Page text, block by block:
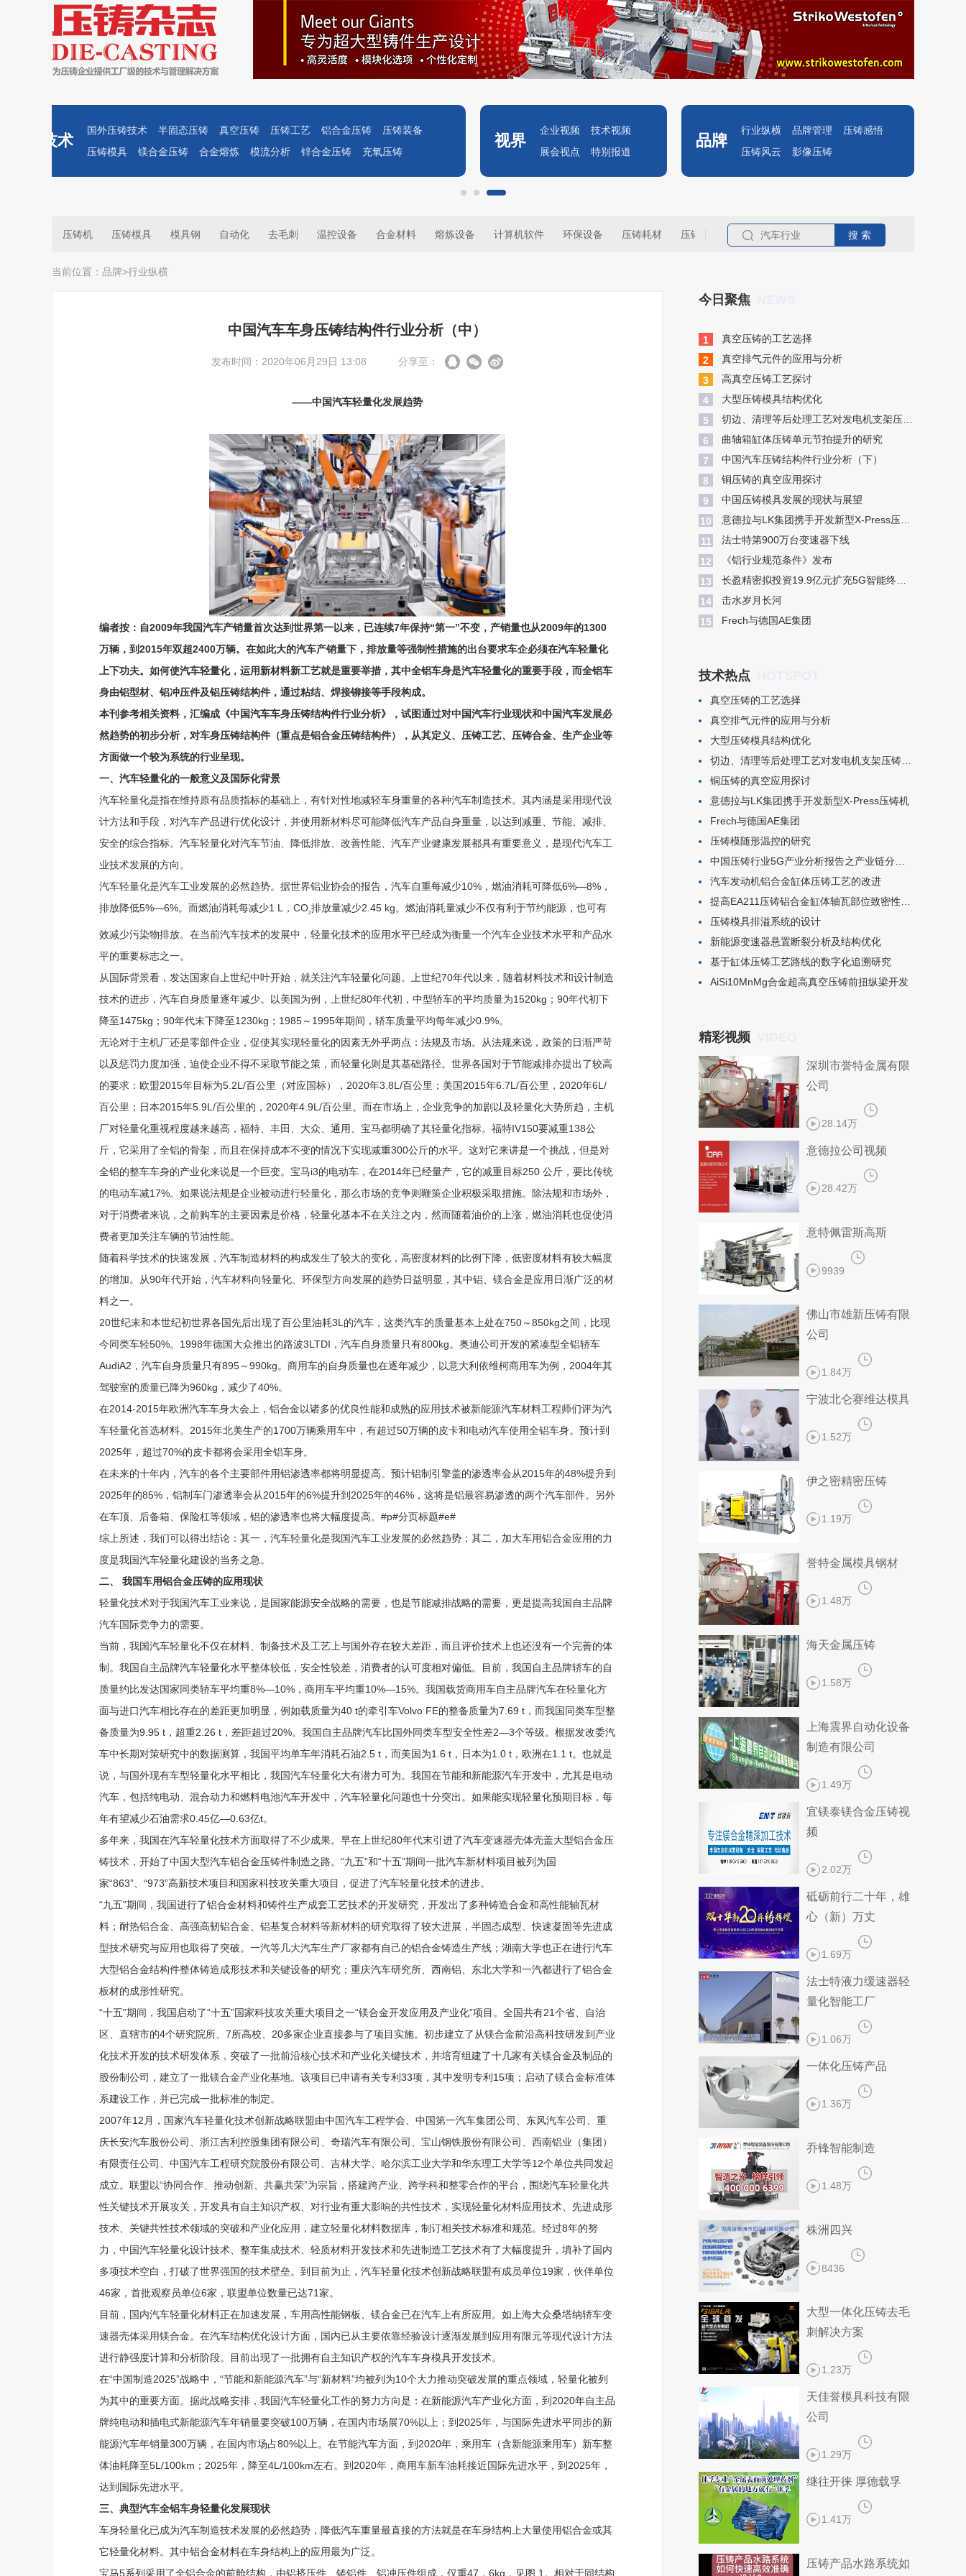
技术
国外压铸技术 半固态压铸 真空压铸 压铸工艺 铝合金压铸
压铸装备
压铸模具
镁合金压铸 合金熔炼 模流分析 锌合金压铸 充氧压铸
视界
企业视频
技术视频
展会视点
特别报道
品牌
行业纵横 品牌管理
压铸感悟
压铸风云
影像压铸
压铸机 压铸模具 模具钢 自动化 去毛刺 温控设备 合金材料 熔炼设备 计算机软件 环保设备 压铸耗材 压铸名企
当前位置： 品牌>行业纵横
中国汽车车身压铸结构件行业分析（中）
发布时间：2020年06月29日 13:08 分享至：
——中国汽车轻量化发展趋势
编者按：自2009年我国汽车产销量首次达到世界第一以来，已连续7年保持“第一”不变，产销量也从2009年的1300
万辆，到2015年双超2400万辆。在如此大的汽车产销量下，排放量等强制性措施的出台要求车企必须在汽车轻量化
上下功夫。如何使汽车轻量化，运用新材料新工艺就是重要举措，其中全铝车身是汽车轻量化的重要手段，而全铝车
身由铝型材、铝冲压件及铝压铸结构件，通过粘结、焊接铆接等手段构成。
本刊参考相关资料，汇编成《中国汽车车身压铸结构件行业分析》，试图通过对中国汽车行业现状和中国汽车发展必
然趋势的初步分析，对车身压铸结构件（重点是铝合金压铸结构件），从其定义、压铸工艺、压铸合金、生产企业等
方面做一个较为系统的行业呈现。
一、汽车轻量化的一般意义及国际化背景
汽车轻量化是指在维持原有品质指标的基础上，有针对性地减轻车身重量的各种汽车制造技术。其内涵是采用现代设
计方法和手段，对汽车产品进行优化设计，并使用新材料尽可能降低汽车产品自身重量，以达到减重、节能、减排、
安全的综合指标。汽车轻量化对汽车节油、降低排放、改善性能、汽车产业健康发展都具有重要意义，是现代汽车工
业技术发展的方向。
汽车轻量化是汽车工业发展的必然趋势。据世界铝业协会的报告，汽车自重每减少10%，燃油消耗可降低6%—8%，
排放降低5%—6%。而燃油消耗每减少1 L，CO2排放量减少2.45 kg。燃油消耗量减少不仅有利于节约能源，也可有
效减少污染物排放。在当前汽车技术的发展中，轻量化技术的应用水平已经成为衡量一个汽车企业技术水平和产品水
平的重要标志之一。
从国际背景看，发达国家自上世纪中叶开始，就关注汽车轻量化问题。上世纪70年代以来，随着材料技术和设计制造
技术的进步，汽车自身质量逐年减少。以美国为例，上世纪80年代初，中型轿车的平均质量为1520kg；90年代初下
降至1475kg；90年代末下降至1230kg；1985～1995年期间，轿车质量平均每年减少0.9%。
无论对于主机厂还是零部件企业，促使其实现轻量化的因素无外乎两点：法规及市场。从法规来说，政策的日渐严苛
以及惩罚力度加强，迫使企业不得不采取节能之策，而轻量化则是其基础路径。世界各国对于节能减排亦提出了较高
的要求：欧盟2015年目标为5.2L/百公里（对应国标），2020年3.8L/百公里；美国2015年6.7L/百公里，2020年6L/
百公里；日本2015年5.9L/百公里的，2020年4.9L/百公里。而在市场上，企业竞争的加剧以及轻量化大势所趋，主机
厂对轻量化重视程度越来越高，福特、丰田、大众、通用、宝马都明确了其轻量化指标。福特IV150要减重138公
斤，它采用了全铝的骨架，而且在保持成本不变的情况下实现减重300公斤的水平。这对它来讲是一个挑战，但是对
全铝的整车车身的产业化来说是一个巨变。宝马i3的电动车，在2014年已经量产，它的减重目标250 公斤，要比传统
的电动车减17%。如果说法规是企业被动进行轻量化，那么市场的竞争则鞭策企业积极采取措施。除法规和市场外，
对于消费者来说，之前购车的主要因素是价格，轻量化基本不在关注之内，然而随着油价的上涨，燃油消耗也促使消
费者更加关注车辆的节油性能。
随着科学技术的快速发展，汽车制造材料的构成发生了较大的变化，高密度材料的比例下降，低密度材料有较大幅度
的增加。从90年代开始，汽车材料向轻量化、环保型方向发展的趋势日益明显，其中铝、镁合金是应用日渐广泛的材
料之一。
20世纪末和本世纪初世界各国先后出现了百公里油耗3L的汽车，这类汽车的质量基本上处在750～850kg之间，比现
今同类车轻50%。1998年德国大众推出的路波3LTDI，汽车自身质量只有800kg。奥迪公司开发的紧凑型全铝轿车
AudiA2，汽车自身质量只有895～990kg。商用车的自身质量也在逐年减少，以意大利依维柯商用车为例，2004年其
驾驶室的质量已降为960kg，减少了40%。
在2014-2015年欧洲汽车车身大会上，铝合金以诸多的优良性能和成熟的应用技术被新能源汽车材料工程师们评为汽
车轻量化首选材料。2015年北美生产的1700万辆乘用车中，有超过50万辆的皮卡和电动汽车使用全铝车身。预计到
2025年，超过70%的皮卡都将会采用全铝车身。
在未来的十年内，汽车的各个主要部件用铝渗透率都将明显提高。预计铝制引擎盖的渗透率会从2015年的48%提升到
2025年的85%，铝制车门渗透率会从2015年的6%提升到2025年的46%，这将是铝最容易渗透的两个汽车部件。另外
在车顶、后备箱、保险杠等领域，铝的渗透率也将大幅度提高。#p#分页标题#e#
综上所述，我们可以得出结论：其一，汽车轻量化是我国汽车工业发展的必然趋势；其二，加大车用铝合金应用的力
度是我国汽车轻量化建设的当务之急。
二、 我国车用铝合金压铸的应用现状
轻量化技术对于我国汽车工业来说，是国家能源安全战略的需要，也是节能减排战略的需要，更是提高我国自主品牌
汽车国际竞争力的需要。
当前，我国汽车轻量化不仅在材料、制备技术及工艺上与国外存在较大差距，而且评价技术上也还没有一个完善的体
制。我国自主品牌汽车轻量化水平整体较低，安全性较差，消费者的认可度相对偏低。目前，我国自主品牌轿车的自
质量约比发达国家同类轿车平均重8%—10%，商用车平均重10%—15%。我国载货商用车自主品牌汽车在轻量化方
面与进口汽车相比存在的差距更加明显，例如载质量为40 t的牵引车Volvo FE的整备质量为7.69 t，而我国同类车型整
备质量为9.95 t，超重2.26 t，差距超过20%。我国自主品牌汽车比国外同类车型安全性差2—3个等级。根据发改委汽
车中长期对策研究中的数据测算，我国平均单车年消耗石油2.5 t，而美国为1.6 t，日本为1.0 t，欧洲在1.1 t。也就是
说，与国外现有车型轻量化水平相比，我国汽车轻量化大有潜力可为。我国在节能和新能源汽车开发中，尤其是电动
汽车，包括纯电动、混合动力和燃料电池汽车开发中，汽车轻量化问题也十分突出。如果能实现轻量化预期目标，每
年有望减少石油需求0.45亿—0.63亿t。
多年来，我国在汽车轻量化技术方面取得了不少成果。早在上世纪80年代末引进了汽车变速器壳体壳盖大型铝合金压
铸技术，开始了中国大型汽车铝合金压铸件制造之路。“九五”和“十五”期间一批汽车新材料项目被列为国
家“863”、“973”高新技术项目和国家科技攻关重大项目，促进了汽车轻量化技术的进步。
“九五”期间，我国进行了铝合金材料和铸件生产成套工艺技术的开发研究，开发出了多种铸造合金和高性能轴瓦材
料；耐热铝合金、高强高韧铝合金、铝基复合材料等新材料的研究取得了较大进展，半固态成型、快速凝固等先进成
型技术研究与应用也取得了突破。一汽等几大汽车生产厂家都有自己的铝合金铸造生产线；湖南大学也正在进行汽车
大型铝合金结构件整体铸造成形技术和关键设备的研究；重庆汽车研究所、西南铝、东北大学和一汽都进行了铝合金
板材的成形性研究。
“十五”期间，我国启动了“十五”国家科技攻关重大项目之一“镁合金开发应用及产业化”项目。全国共有21个省、自治
区、直辖市的4个研究院所、7所高校、20多家企业直接参与了项目实施。初步建立了从镁合金前沿高科技研发到产业
化技术开发的技术研发体系，突破了一批前沿核心技术和产业化关键技术，并培育组建了十几家有关镁合金及制品的
股份制公司，建立了一批镁合金产业化基地。该项目已申请有关专利33项，其中发明专利15项；启动了镁合金标准体
系建设工作，并已完成一批标准的制定。
2007年12月，国家汽车轻量化技术创新战略联盟由中国汽车工程学会、中国第一汽车集团公司、东风汽车公司、重
庆长安汽车股份公司、浙江吉利控股集团有限公司、奇瑞汽车有限公司、宝山钢铁股份有限公司、西南铝业（集团）
有限责任公司、中国汽车工程研究院股份有限公司、吉林大学、哈尔滨工业大学和华东理工大学等12个单位共同发起
成立。联盟以“协同合作、推动创新、共赢共荣”为宗旨，搭建跨产业、跨学科和整零合作的平台，围绕汽车轻量化共
性关键技术开展攻关，开发具有自主知识产权、对行业有重大影响的共性技术，实现轻量化材料应用技术、先进成形
技术、关键共性技术领域的突破和产业化应用，建立轻量化材料数据库，制订相关技术标准和规范。经过8年的努
力，中国汽车轻量化设计技术、整车集成技术、轻质材料开发技术和先进制造工艺技术有了大幅度提升，填补了国内
多项技术空白，打破了世界强国的技术壁垒。到目前为止，汽车轻量化技术创新战略联盟有成员单位19家，伙伴单位
46家，首批观察员单位6家，联盟单位数量已达71家。
目前，国内汽车轻量化材料正在加速发展，车用高性能钢板、镁合金已在汽车上有所应用。如上海大众桑塔纳轿车变
速器壳体采用镁合金。在汽车结构优化设计方面，国内已从主要依靠经验设计逐渐发展到应用有限元等现代设计方法
进行静强度计算和分析阶段。目前出现了一批拥有自主知识产权的汽车车身模具开发技术。
在“中国制造2025”战略中，“节能和新能源汽车”与“新材料”均被列为10个大力推动突破发展的重点领域，轻量化被列
为其中的重要方面。据此战略安排，我国汽车轻量化工作的努力方向是：在新能源汽车产业化方面，到2020年自主品
牌纯电动和插电式新能源汽车年销量要突破100万辆，在国内市场展70%以上；到2025年，与国际先进水平同步的新
能源汽车年销量300万辆，在国内市场占80%以上。在节能汽车方面，到2020年，乘用车（含新能源乘用车）新车整
体油耗降至5L/100km；2025年，降至4L/100km左右。到2020年，商用车新车油耗接近国际先进水平，到2025年，
达到国际先进水平。
三、典型汽车全铝车身轻量化发展现状
车身轻量化已成为汽车制造技术发展的必然趋势，降低汽车重量最直接的方法就是在车身结构上大量使用铝合金或其
它轻量化材料。其中铝合金材料在车身结构上的应用最为广泛。
宝马5系列采用了全铝合金的前舱结构，由铝挤压件、铸铝件、铝冲压件组成，仅重47．6kg，见图 1。相对于同结构
今日聚焦
1
真空压铸的工艺选择
2
真空排气元件的应用与分析
3
高真空压铸工艺探讨
4
大型压铸模具结构优化
5
切边、清理等后处理工艺对发电机支架压铸件变形的影响
6
曲轴箱缸体压铸单元节拍提升的研究
7
中国汽车压铸结构件行业分析（下）
8
铜压铸的真空应用探讨
9
中国压铸模具发展的现状与展望
10
意德拉与LK集团携手开发新型X-Press压铸机
11
​法士特第900万台变速器下线
12
​《铝行业规范条件》发布
13
长盈精密拟投资19.9亿元扩充5G智能终端模组产能
14
​击水岁月长河
15
​Frech与德国AE集团
技术热点
真空压铸的工艺选择
真空排气元件的应用与分析
大型压铸模具结构优化
切边、清理等后处理工艺对发电机支架压铸件变形的影响
铜压铸的真空应用探讨
意德拉与LK集团携手开发新型X-Press压铸机
​Frech与德国AE集团
压铸模随形温控的研究
中国压铸行业5G产业分析报告之产业链分析(二)
汽车发动机铝合金缸体压铸工艺的改进
提高EA211压铸铝合金缸体轴瓦部位致密性的生产试验
​压铸模具排溢系统的设计​
新能源变速器悬置断裂分析及结构优化
基于缸体压铸工艺路线的数字化追溯研究
​AiSi10MnMg合金超高真空压铸前扭纵梁开发
精彩视频
深圳市誉特金属有限
公司
28.14万
意德拉公司视频
28.42万
意特佩雷斯高斯
9939
佛山市雄新压铸有限
公司
1.84万
宁波北仑赛维达模具
1.52万
伊之密精密压铸
1.19万
誉特金属模具钢材
1.48万
海天金属压铸
1.58万
上海震界自动化设备
制造有限公司
1.49万
宜镁泰镁合金压铸视
频
2.02万
砥砺前行二十年，雄
心（新）万丈
1.69万
法士特液力缓速器轻
量化智能工厂
1.06万
一体化压铸产品
1.36万
乔锋智能制造
1.48万
株洲四兴
8436
大型一体化压铸去毛
刺解决方案
1.23万
天佳誉模具科技有限
公司
1.29万
继往开徕 厚德载孚
1.41万
压铸产品水路系统如